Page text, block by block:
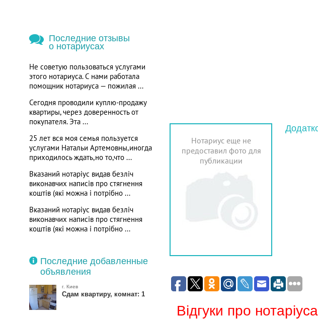
Последние отзывы
о нотариусах
Не советую пользоваться услугами
этого нотариуса. С нами работала
помощник нотариуса — пожилая ...
Сегодня проводили куплю-продажу
квартиры, через доверенность от
покупателя. Эта ...
25 лет вся моя семья пользуется
услугами Натальи Артемовны,иногда
приходилось ждать,но то,что ...
Вказаний нотаріус видав безліч
виконавчих написів про стягнення
коштів (які можна і потрібно ...
Вказаний нотаріус видав безліч
виконавчих написів про стягнення
коштів (які можна і потрібно ...
Последние добавленные
объявления
г. Киев
Сдам квартиру, комнат: 1
Нотариус еще не
предоставил фото для
публикации
Відгуки про